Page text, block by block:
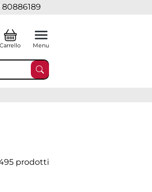
80886189
Carrello Menu
prodotti